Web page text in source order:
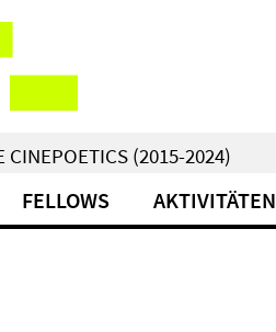
CINEPOETICS (2015-2024)
FELLOWS AKTIVITÄTEN